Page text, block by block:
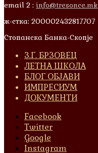
email 2 : info@tresonce.mk
ж-стка: 200002432817707
Стопанска Банка-Скопје
З.Г. БРЗОВЕЦ
ЛЕТНА ШКОЛА
БЛОГ ОБЈАВИ
ИМПРЕСИУМ
ДОКУМЕНТИ
Facebook
Twitter
Google
Instagram